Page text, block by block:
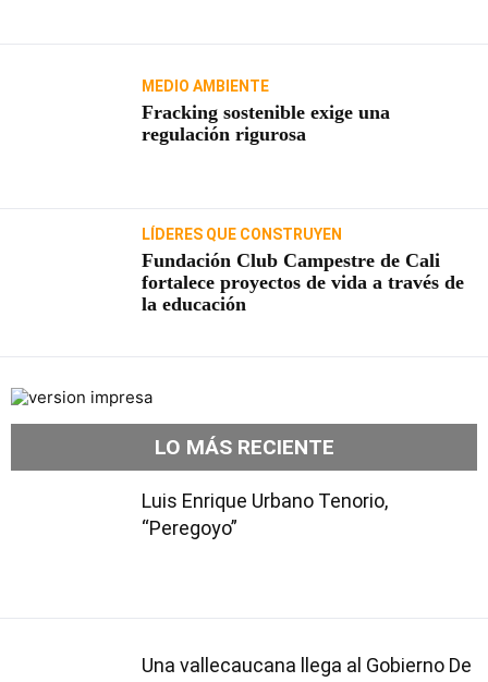
MEDIO AMBIENTE
Fracking sostenible exige una
regulación rigurosa
LÍDERES QUE CONSTRUYEN
Fundación Club Campestre de Cali
fortalece proyectos de vida a través de
la educación
LO MÁS RECIENTE
Luis Enrique Urbano Tenorio,
“Peregoyo”
Una vallecaucana llega al Gobierno De